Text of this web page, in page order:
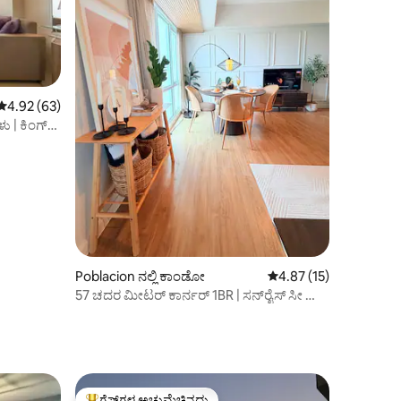
ರಲ್ಲಿ 4.92 ಸರಾಸರಿ ರೇಟಿಂಗ್, 63 ವಿಮರ್ಶೆಗಳು
4.92 (63)
| ಕಿಂಗ್
Poblacion ನಲ್ಲಿ ಕಾಂಡೋ 5 ರಲ್ಲಿ 4.87 ಸರಾಸರಿ
4.87 (15)
57 ಚದರ ಮೀಟರ್ ಕಾರ್ನರ್ 1BR | ಸನ್‌ರೈಸ್ ಸೀ ವ್ಯೂ